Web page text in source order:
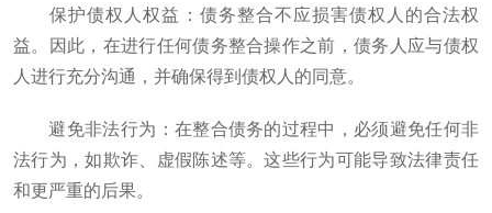
​保护债权人权益​：债务整合不应损害债权人的合法权
益。因此，在进行任何债务整合操作之前，债务人应与债权
人进行充分沟通，并确保得到债权人的同意。
​避免非法行为​：在整合债务的过程中，必须避免任何非
法行为，如欺诈、虚假陈述等。这些行为可能导致法律责任
和更严重的后果。